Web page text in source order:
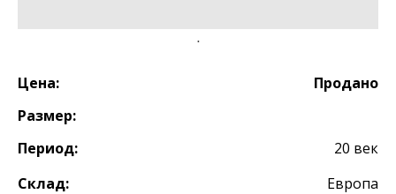
Цена:
Продано
Размер:
Период:
20 век
Склад:
Европа